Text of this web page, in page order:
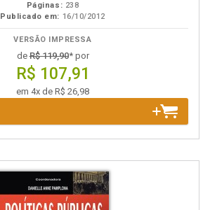
Páginas: 238
Publicado em: 16/10/2012
VERSÃO IMPRESSA
deR$ 119,90* por
R$ 107,91
em 4x de R$ 26,98